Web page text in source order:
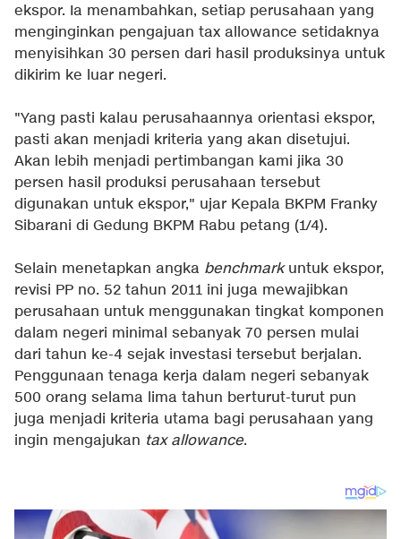
ekspor. Ia menambahkan, setiap perusahaan yang
menginginkan pengajuan tax allowance setidaknya
menyisihkan 30 persen dari hasil produksinya untuk
dikirim ke luar negeri.
"Yang pasti kalau perusahaannya orientasi ekspor,
pasti akan menjadi kriteria yang akan disetujui.
Akan lebih menjadi pertimbangan kami jika 30
persen hasil produksi perusahaan tersebut
digunakan untuk ekspor," ujar Kepala BKPM Franky
Sibarani di Gedung BKPM Rabu petang (1/4).
Selain menetapkan angka benchmarkuntuk ekspor,
revisi PP no. 52 tahun 2011 ini juga mewajibkan
perusahaan untuk menggunakan tingkat komponen
dalam negeri minimal sebanyak 70 persen mulai
dari tahun ke-4 sejak investasi tersebut berjalan.
Penggunaan tenaga kerja dalam negeri sebanyak
500 orang selama lima tahun berturut-turut pun
juga menjadi kriteria utama bagi perusahaan yang
ingin mengajukan tax allowance.